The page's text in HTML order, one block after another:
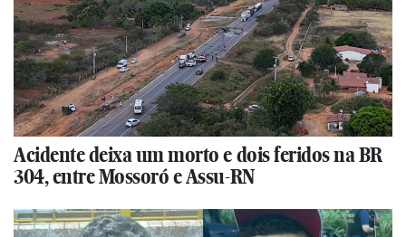
Acidente deixa um morto e dois feridos na BR
304, entre Mossoró e Assu-RN